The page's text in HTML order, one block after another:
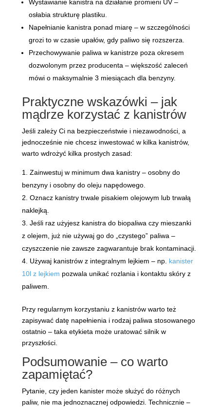
Wystawianie kanistra na działanie promieni UV –
osłabia strukturę plastiku.
Napełnianie kanistra ponad miarę – w szczególności
grozi to w czasie upałów, gdy paliwo się rozszerza.
Przechowywanie paliwa w kanistrze poza okresem
dozwolonym przez producenta – większość zaleceń
mówi o maksymalnie 3 miesiącach dla benzyny.
Praktyczne wskazówki – jak
mądrze korzystać z kanistrów
Jeśli zależy Ci na bezpieczeństwie i niezawodności, a
jednocześnie nie chcesz inwestować w kilka kanistrów,
warto wdrożyć kilka prostych zasad:
Zainwestuj w minimum dwa kanistry – osobny do
benzyny i osobny do oleju napędowego.
Oznacz kanistry trwale pisakiem olejowym lub trwałą
naklejką.
Jeśli raz użyjesz kanistra do biopaliwa czy mieszanki
z olejem, już nie używaj go do „czystego” paliwa –
czyszczenie nie zawsze zagwarantuje brak kontaminacji.
Używaj kanistrów z integralnym lejkiem – np. kanister
10l z lejkiem pozwala unikać rozlania i kontaktu skóry z
paliwem.
Przy regularnym korzystaniu z kanistrów warto też
zapisywać datę napełnienia i rodzaj paliwa stosowanego
ostatnio – taka etykieta może uratować silnik w
przyszłości.
Podsumowanie – co warto
zapamiętać?
Pytanie, czy jeden kanister może służyć do różnych
paliw, nie ma jednoznacznej odpowiedzi. Technicznie –